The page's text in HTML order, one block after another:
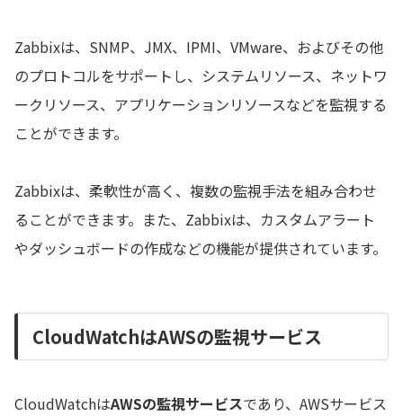
Zabbixは、SNMP、JMX、IPMI、VMware、およびその他
のプロトコルをサポートし、システムリソース、ネットワ
ークリソース、アプリケーションリソースなどを監視する
ことができます。
Zabbixは、柔軟性が高く、複数の監視手法を組み合わせ
ることができます。また、Zabbixは、カスタムアラート
やダッシュボードの作成などの機能が提供されています。
CloudWatchはAWSの監視サービス
CloudWatchはAWSの監視サービスであり、AWSサービス